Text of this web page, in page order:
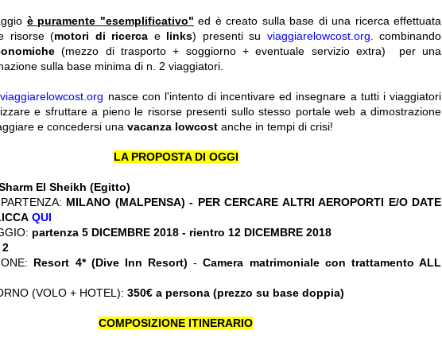
è puramente "esemplificativo" ed è creato sulla base di una ricerca effettuata
risorse (motori di ricerca e links) presenti su viaggiarelowcost.org . combinando
(mezzo di trasporto + soggiorno + eventuale servizio extra)
per una
sulla base minima di n. 2 viaggiatori.
viaggiarelowcost.org nasce con l'intento di incentivare ed insegnare a tutti i viaggiatori
e sfruttare a pieno le risorse presenti sullo stesso portale web a dimostrazione
e concedersi una vacanza lowcost anche in tempi di crisi!
LA PROPOSTA DI OGGI
El Sheikh (Egitto)
MILANO (MALPENSA) - PER CERCARE ALTRI AEROPORTI E/O DATE
QUI
partenza 5 DICEMBRE 2018 - rientro 12 DICEMBRE 2018
2
Resort 4* (Dive Inn Resort)-Camera matrimoniale con trattamento ALL
(VOLO + HOTEL): 350€ a persona (prezzo su base doppia)
COMPOSIZIONE ITINERARIO